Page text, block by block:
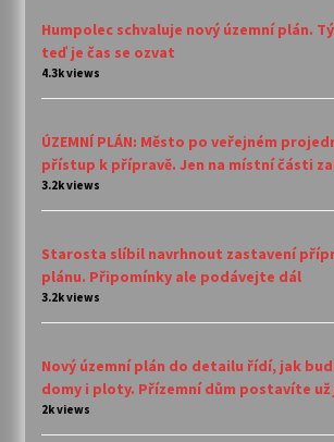
Humpolec schvaluje nový územní plán.
teď je čas se ozvat
4.3k views
ÚZEMNÍ PLÁN: Město po veřejném
přístup k přípravě. Jen na místní části
3.2k views
Starosta slíbil navrhnout zastavení
plánu. Připomínky ale podávejte dál
3.2k views
Nový územní plán do detailu řídí, jak
domy i ploty. Přízemní dům postavíte už
2k views